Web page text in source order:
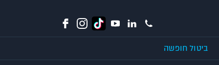
ביטול חופשה